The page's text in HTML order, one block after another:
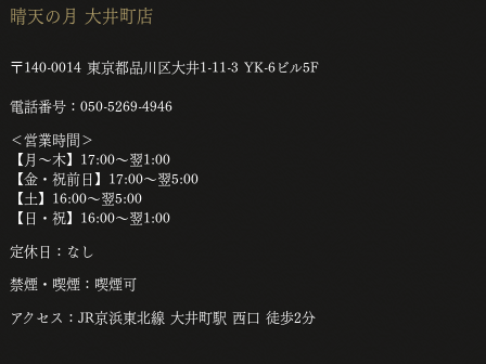
晴天の月 大井町店
〒140-0014 東京都品川区大井1-11-3 YK-6ビル5F
電話番号：050-5269-4946
＜営業時間＞
【月～木】17:00～翌1:00
【金・祝前日】17:00～翌5:00
【土】16:00〜翌5:00
【日・祝】16:00～翌1:00
定休日：なし
禁煙・喫煙：喫煙可
アクセス：JR京浜東北線 大井町駅 西口 徒歩2分